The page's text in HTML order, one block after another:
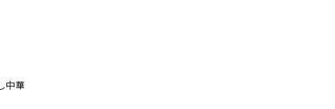
中華